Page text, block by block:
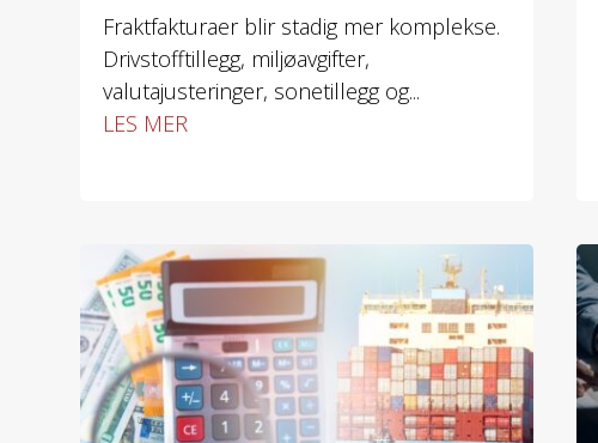
Fraktfakturaer blir stadig mer komplekse.
Drivstofftillegg, miljøavgifter,
valutajusteringer, sonetillegg og...
LES MER